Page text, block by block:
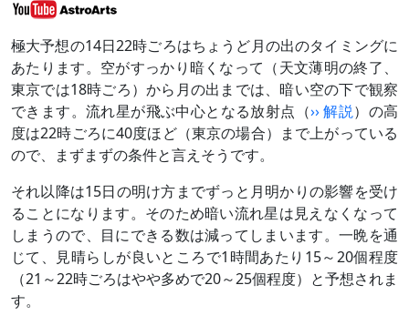
極大予想の14日22時ごろはちょうど月の出のタイミングに
あたります。空がすっかり暗くなって（天文薄明の終了、
東京では18時ごろ）から月の出までは、暗い空の下で観察
できます。流れ星が飛ぶ中心となる放射点（›› 解説）の高
度は22時ごろに40度ほど（東京の場合）まで上がっている
ので、まずまずの条件と言えそうです。
それ以降は15日の明け方までずっと月明かりの影響を受け
ることになります。そのため暗い流れ星は見えなくなって
しまうので、目にできる数は減ってしまいます。一晩を通
じて、見晴らしが良いところで1時間あたり15～20個程度
（21～22時ごろはやや多めで20～25個程度）と予想されま
す。